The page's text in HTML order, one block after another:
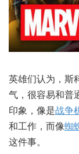
英雄们认为，斯
气，很容易和普
印象，像是战争
和工作，而像蜘
这件事。